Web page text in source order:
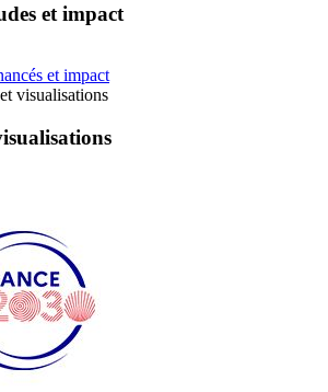
et impact
et impact
visualisations